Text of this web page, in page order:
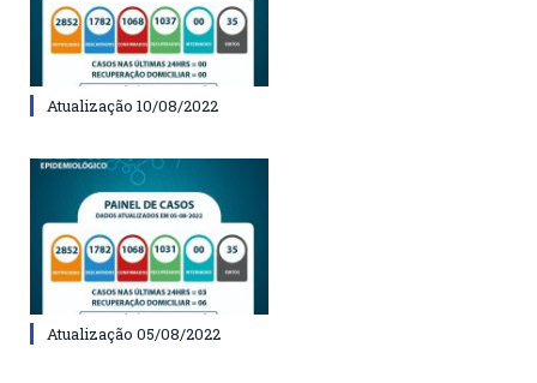
Atualização 10/08/2022
Atualização 05/08/2022